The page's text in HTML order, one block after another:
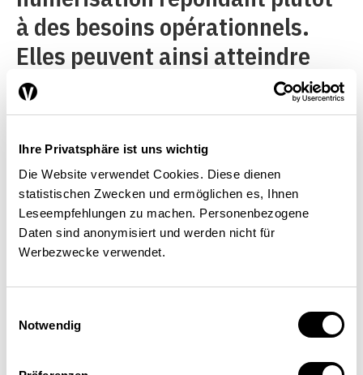
Ihre Privatsphäre ist uns wichtig
Die Website verwendet Cookies. Diese dienen
statistischen Zwecken und ermöglichen es, Ihnen
Leseempfehlungen zu machen. Personenbezogene
Daten sind anonymisiert und werden nicht für
Werbezwecke verwendet.
Notwendig
à des besoins opérationnels.
Elles peuvent ainsi atteindre
rapidement des résultats et en
tirer des enseignements pour
les étapes suivantes.
La plupart des entreprises
manufacturières ont
aujourd’hui atteint la deuxième
elles ont recueilli suffisamment
d’expériences, cernés les sujets